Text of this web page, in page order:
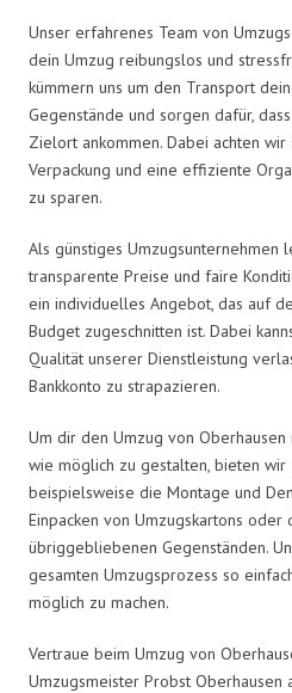
Unser erfahrenes Team von
dein Umzug reibungslos und
kümmern uns um den Transport
Gegenstände und sorgen dafür,
Zielort ankommen. Dabei achten
Verpackung und eine effiziente
zu sparen.
Als günstiges
transparente Preise und faire
ein individuelles Angebot, das auf
Budget zugeschnitten ist. Dabei
Qualität unserer Dienstleistung
Bankkonto zu strapazieren.
Um dir den Umzug von
wie möglich zu gestalten, bieten wir
beispielsweise die Montage und
Einpacken von Umzugskartons oder
übriggebliebenen Gegenständen.
gesamten Umzugsprozess so
möglich zu machen.
Vertraue beim Umzug von
Umzugsmeister Probst Oberhausen